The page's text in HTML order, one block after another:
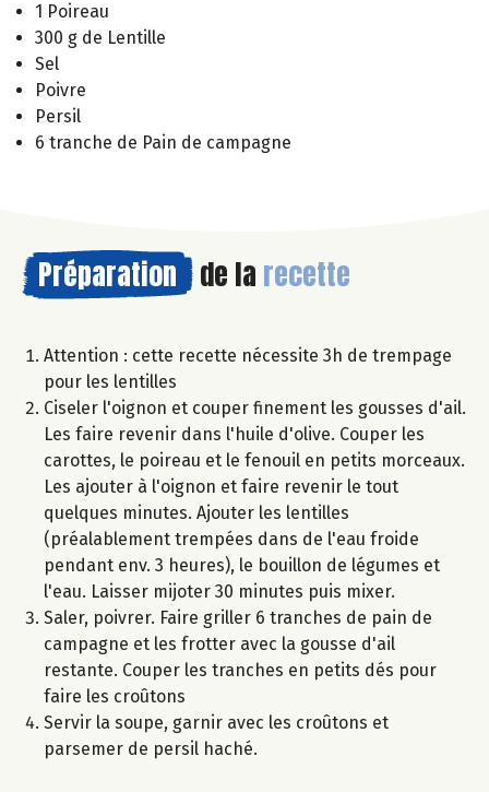
1 Poireau
300 g de Lentille
Sel
Poivre
Persil
6 tranche de Pain de campagne
Préparation de la recette
Attention : cette recette nécessite 3h de trempage
pour les lentilles
Ciseler l'oignon et couper finement les gousses d'ail.
Les faire revenir dans l'huile d'olive. Couper les
carottes, le poireau et le fenouil en petits morceaux.
Les ajouter à l'oignon et faire revenir le tout
quelques minutes. Ajouter les lentilles
(préalablement trempées dans de l'eau froide
pendant env. 3 heures), le bouillon de légumes et
l'eau. Laisser mijoter 30 minutes puis mixer.
Saler, poivrer. Faire griller 6 tranches de pain de
campagne et les frotter avec la gousse d'ail
restante. Couper les tranches en petits dés pour
faire les croûtons
Servir la soupe, garnir avec les croûtons et
parsemer de persil haché.